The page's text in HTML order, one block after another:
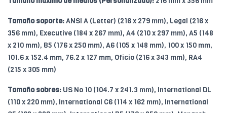
Tamaño soporte:ANSI A (Letter) (216 x 279 mm), Legal (216 x
356 mm), Executive (184 x 267 mm), A4 (210 x 297 mm), A5 (148
x 210 mm), B5 (176 x 250 mm), A6 (105 x 148 mm), 100 x 150 mm,
101.6 x 152.4 mm, 76.2 x 127 mm, Oficio (216 x 343 mm), RA4
(215 x 305 mm)
Tamaño sobres: US No 10 (104.7 x 241.3 mm), International DL
(110 x 220 mm), International C6 (114 x 162 mm), International